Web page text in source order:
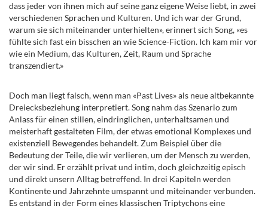
dass jeder von ihnen mich auf seine ganz eigene Weise liebt, in zwei
verschiedenen Sprachen und Kulturen. Und ich war der Grund,
warum sie sich miteinander unterhielten», erinnert sich Song, «es
fühlte sich fast ein bisschen an wie Science-Fiction. Ich kam mir vor
wie ein Medium, das Kulturen, Zeit, Raum und Sprache
transzendiert.»
Doch man liegt falsch, wenn man «Past Lives» als neue altbekannte
Dreiecksbeziehung interpretiert. Song nahm das Szenario zum
Anlass für einen stillen, eindringlichen, unterhaltsamen und
meisterhaft gestalteten Film, der etwas emotional Komplexes und
existenziell Bewegendes behandelt. Zum Beispiel über die
Bedeutung der Teile, die wir verlieren, um der Mensch zu werden,
der wir sind. Er erzählt privat und intim, doch gleichzeitig episch
und direkt unsern Alltag betreffend. In drei Kapiteln werden
Kontinente und Jahrzehnte umspannt und miteinander verbunden.
Es entstand in der Form eines klassischen Triptychons eine